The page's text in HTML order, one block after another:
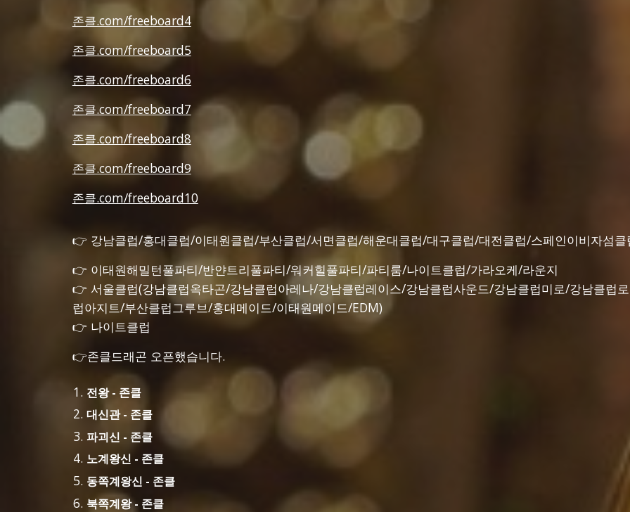
존클.com/freeboard4
존클.com/freeboard5
존클.com/freeboard6
존클.com/freeboard7
존클.com/freeboard8
존클.com/freeboard9
존클.com/freeboard10
👉 강남클럽/홍대클럽/이태원클럽/부산클럽/서면클럽/해운대클럽/대구클럽/대전클럽/스페인이비자섬클
👉 이태원해밀턴풀파티/반얀트리풀파티/워커힐풀파티/파티룸/나이트클럽/가라오케/라운지
👉 서울클럽(강남클럽옥타곤/강남클럽아레나/강남클럽레이스/강남클럽사운드/강남클럽미로/강남클럽
럽아지트/부산클럽그루브/홍대메이드/이태원메이드/EDM)
👉 나이트클럽
👉존클드래곤 오픈했습니다.
전왕 - 존클
대신관 - 존클
파괴신 - 존클
노계왕신 - 존클
동쪽계왕신 - 존클
북쪽계왕 - 존클